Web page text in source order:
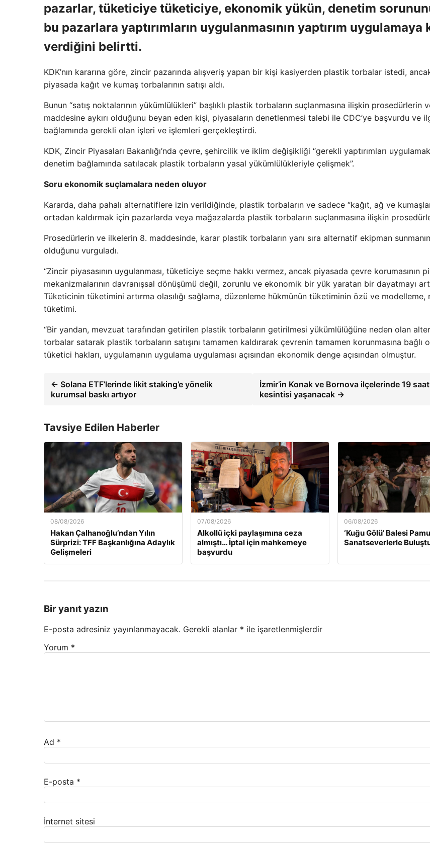
pazarlar, tüketiciye tüketiciye, ekonomik yükün, denetim
bu pazarlara yaptırımların uygulanmasının yaptırım uygulamaya
verdiğini belirtti.
KDK’nın kararına göre, zincir pazarında alışveriş yapan bir kişi kasiyerden plastik torbalar istedi,
piyasada kağıt ve kumaş torbalarının satışı aldı.
Bunun “satış noktalarının yükümlülükleri” başlıklı plastik torbaların suçlanmasına ilişkin prosedürlerin
maddesine aykırı olduğunu beyan eden kişi, piyasaların denetlenmesi talebi ile CDC’ye başvurdu ve
bağlamında gerekli olan işleri ve işlemleri gerçekleştirdi.
KDK, Zincir Piyasaları Bakanlığı’nda çevre, şehircilik ve iklim değişikliği “gerekli yaptırımları
denetim bağlamında satılacak plastik torbaların yasal yükümlülükleriyle çelişmek”.
Soru ekonomik suçlamalara neden oluyor
Kararda, daha pahalı alternatiflere izin verildiğinde, plastik torbaların ve sadece “kağıt, ağ ve
ortadan kaldırmak için pazarlarda veya mağazalarda plastik torbaların suçlanmasına ilişkin
Prosedürlerin ve ilkelerin 8. maddesinde, karar plastik torbaların yanı sıra alternatif ekipman
olduğunu vurguladı.
“Zincir piyasasının uygulanması, tüketiciye seçme hakkı vermez, ancak piyasada çevre korumasının
mekanizmalarının davranışsal dönüşümü değil, zorunlu ve ekonomik bir yük yaratan bir dayatmayı
Tüketicinin tüketimini artırma olasılığı sağlama, düzenleme hükmünün tüketiminin özü ve modelleme,
tüketimi.
“Bir yandan, mevzuat tarafından getirilen plastik torbaların getirilmesi yükümlülüğüne neden olan
torbalar satarak plastik torbaların satışını tamamen kaldırarak çevrenin tamamen korunmasına bağlı
tüketici hakları, uygulamanın uygulama uygulaması açısından ekonomik denge açısından olmuştur.
← Solana ETF’lerinde likit staking’e yönelik
kurumsal baskı artıyor
İzmir’in Konak ve Bornova ilçelerinde 19
kesintisi yaşanacak →
Tavsiye Edilen Haberler
08/08/2026
Hakan Çalhanoğlu’ndan Yılın
Sürprizi: TFF Başkanlığına Adaylık
Gelişmeleri
07/08/2026
Alkollü içki paylaşımına ceza
almıştı… İptal için mahkemeye
başvurdu
06/08/2026
‘Kuğu Gölü’ Balesi
Sanatseverlerle
Bir yanıt yazın
E-posta adresiniz yayınlanmayacak. Gerekli alanlar * ile işaretlenmişlerdir
Yorum *
Ad *
E-posta *
İnternet sitesi